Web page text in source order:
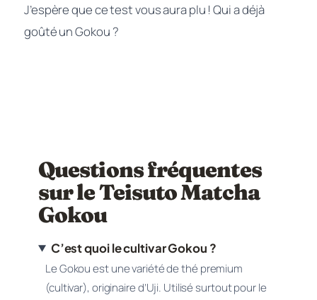
J’espère que ce test vous aura plu ! Qui a déjà
goûté un Gokou ?
Questions fréquentes
sur le Teisuto Matcha
Gokou
C’est quoi le cultivar Gokou ?
Le Gokou est une variété de thé premium
(cultivar), originaire d’Uji. Utilisé surtout pour le